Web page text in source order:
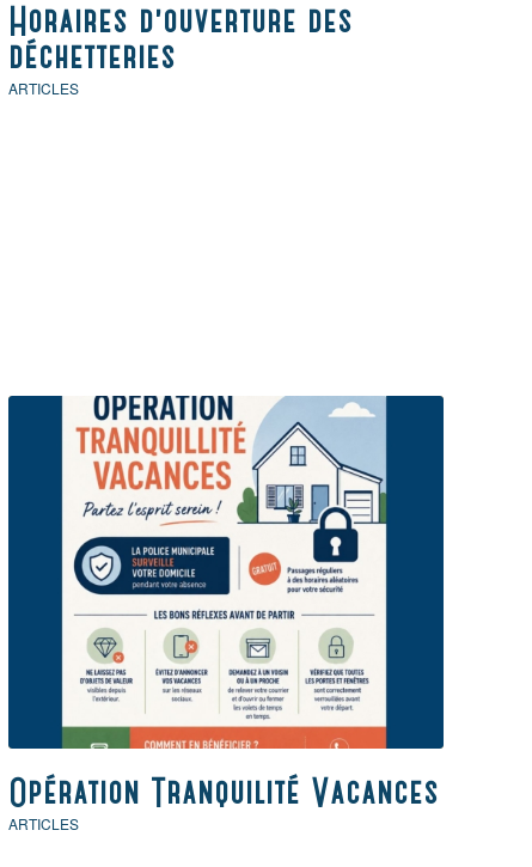
Horaires d’ouverture des
déchetteries
ARTICLES
Opération Tranquilité Vacances
ARTICLES